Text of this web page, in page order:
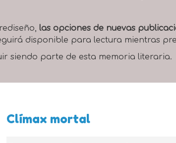
las opciones de nuevas
disponible para lectura mientras
siendo parte de esta memoria literaria.
Clímax mortal